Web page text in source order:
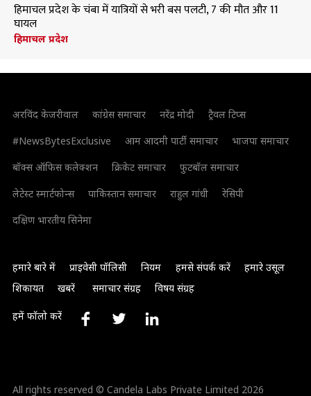
हिमाचल प्रदेश के चंबा में यात्रियों से भरी बस पलटी, 7 की मौत और 11
घायल
हिमाचल प्रदेश
अरविंद केजरीवाल कांग्रेस समाचार नरेंद्र मोदी
ट्रैवल टिप्स
#NewsBytesExclusive
आम आदमी पार्टी समाचार
भाजपा समाचार
बॉक्स ऑफिस कलेक्शन
क्रिकेट समाचार
फुटबॉल समाचार
लेटेस्ट स्मार्टफोन्स
पाकिस्तान समाचार राहुल गांधी
रेसिपी
दक्षिण भारतीय सिनेमा
हमारे बारे में प्राइवेसी पॉलिसी नियम हमसे संपर्क करें
हमारे उसूल
शिकायत
खबरें समाचार संग्रह विषय संग्रह
हमें फॉलो करें
All rights reserved © Candela Labs Private Limited 2026